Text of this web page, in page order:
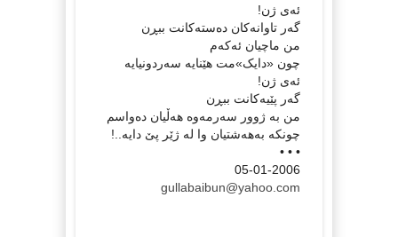
ئه‌ی ژن!
گه‌ر تاوانه‌کان ده‌سته‌کانت ببڕن
من ماچیان ئه‌که‌م
چون «دایک»مت هێنایه‌‌ سه‌ردونیایه‌
ئه‌ی ژن!
گه‌ر پێیه‌‌کانت ببڕن
من به‌ ژوور سه‌رمه‌وه‌ هه‌ڵیان ده‌واسم
چونکه‌ به‌هه‌شتیان وا له‌ ژێر پێ دایه‌..!
• • •
gullabaibun@yahoo.com